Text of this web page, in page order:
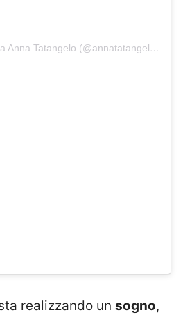
Un post condiviso da Anna Tatangelo (@annatatangeloofficial)
realizzando un sogno,